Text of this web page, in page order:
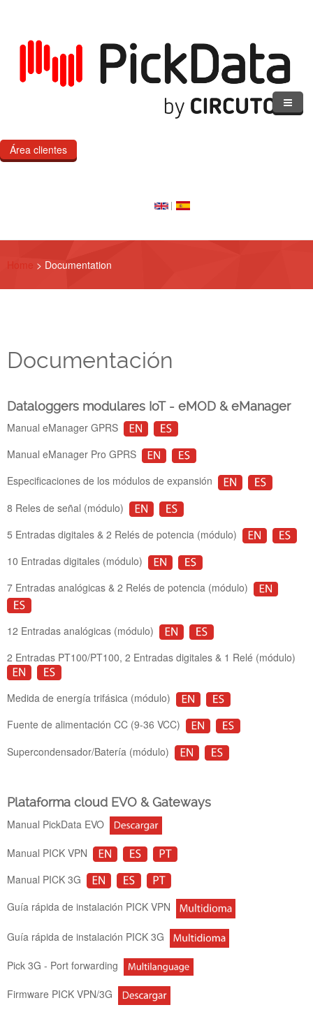
Área clientes
Soporte
Home > Documentation
Documentación
Dataloggers modulares IoT - eMOD & eManager
Manual eManager GPRS
Manual eManager Pro GPRS
Especificaciones de los módulos de expansión
8 Reles de señal (módulo)
5 Entradas digitales & 2 Relés de potencia (módulo)
10 Entradas digitales (módulo)
7 Entradas analógicas & 2 Relés de potencia (módulo)
12 Entradas analógicas (módulo)
2 Entradas PT100/PT100, 2 Entradas digitales & 1 Relé (módulo)
Medida de energía trifásica (módulo)
Fuente de alimentación CC (9-36 VCC)
Supercondensador/Batería (módulo)
Plataforma cloud EVO & Gateways
Manual PickData EVO
Manual PICK VPN
Manual PICK 3G
Guía rápida de instalación PICK VPN
Guía rápida de instalación PICK 3G
Pick 3G - Port forwarding
Firmware PICK VPN/3G